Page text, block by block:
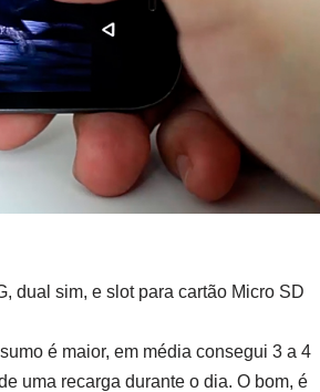
dual sim, e slot para cartão Micro SD
é maior, em média consegui 3 a 4
uma recarga durante o dia. O bom, é